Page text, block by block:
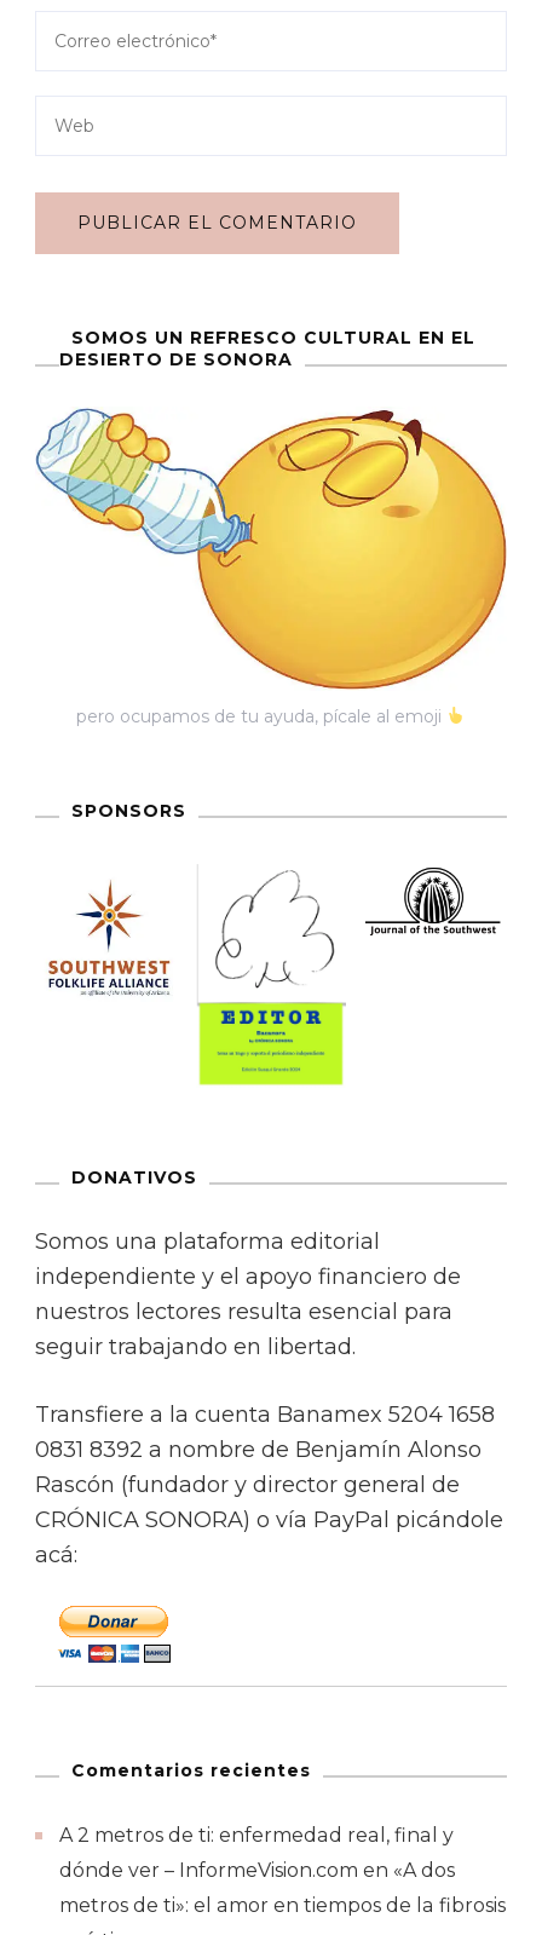
SOMOS UN REFRESCO CULTURAL EN EL
DESIERTO DE SONORA
pero ocupamos de tu ayuda, pícale al emoji
SPONSORS
DONATIVOS
Somos una plataforma editorial
independiente y el apoyo financiero de
nuestros lectores resulta esencial para
seguir trabajando en libertad.
Transfiere a la cuenta Banamex 5204 1658
0831 8392 a nombre de Benjamín Alonso
Rascón (fundador y director general de
CRÓNICA SONORA) o vía PayPal picándole
acá:
Comentarios recientes
A 2 metros de ti: enfermedad real, final y
dónde ver – InformeVision.com en «A dos
metros de ti»: el amor en tiempos de la fibrosis